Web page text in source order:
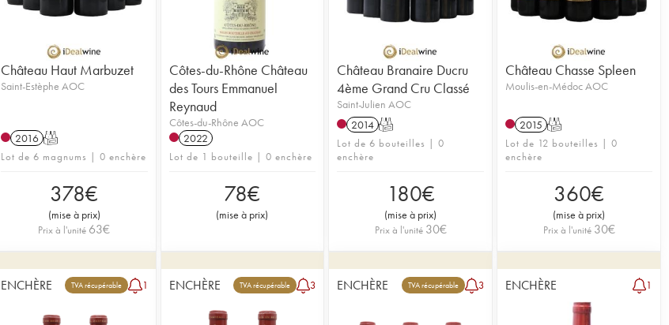
Château Haut Marbuzet
Saint-Estèphe AOC
2016 T
Lot de 6 magnums | 0 enchère
378€
(mise à prix)
Prix à l'unité 63€
Côtes-du-Rhône Château
des Tours Emmanuel
Reynaud
Côtes-du-Rhône AOC
2022
Lot de 1 bouteille | 0 enchère
78€
(mise à prix)
Château Branaire Ducru
4ème Grand Cru Classé
Saint-Julien AOC
2014 T
Lot de 6 bouteilles | 0
enchère
180€
(mise à prix)
Prix à l'unité 30€
Château Chasse Spleen
Moulis-en-Médoc AOC
2015 T
Lot de 12 bouteilles | 0
enchère
360€
(mise à prix)
Prix à l'unité 30€
ENCHÈRE TVA récupérable 1 ENCHÈRE TVA récupérable 3 ENCHÈRE TVA récupérable 3 ENCHÈRE 1